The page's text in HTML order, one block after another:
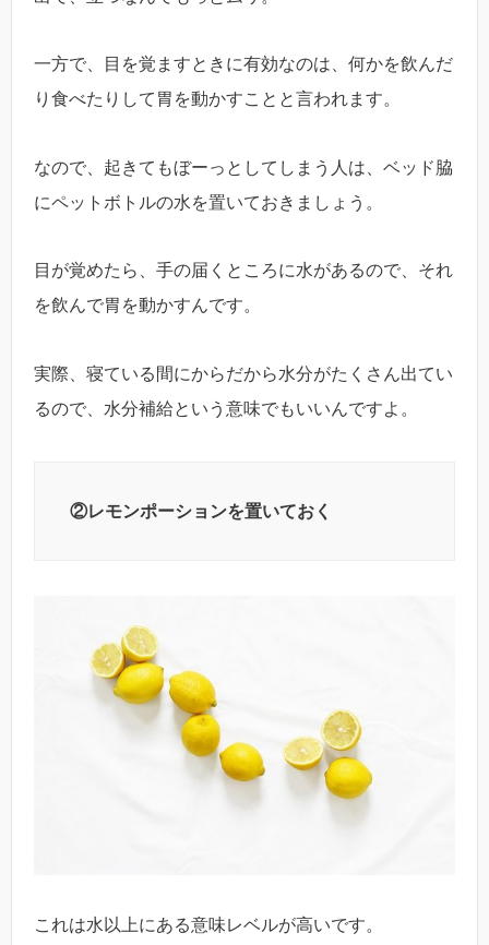
一方で、目を覚ますときに有効なのは、何かを飲んだ
り食べたりして胃を動かすことと言われます。
なので、起きてもぼーっとしてしまう人は、ベッド脇
にペットボトルの水を置いておきましょう。
目が覚めたら、手の届くところに水があるので、それ
を飲んで胃を動かすんです。
実際、寝ている間にからだから水分がたくさん出てい
るので、水分補給という意味でもいいんですよ。
②レモンポーションを置いておく
これは水以上にある意味レベルが高いです。